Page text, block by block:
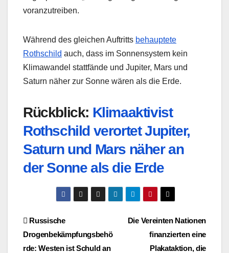
voranzutreiben.
Während des gleichen Auftritts behauptete
Rothschild auch, dass im Sonnensystem kein
Klimawandel stattfände und Jupiter, Mars und
Saturn näher zur Sonne wären als die Erde.
Rückblick: Klimaaktivist
Rothschild verortet Jupiter,
Saturn und Mars näher an
der Sonne als die Erde
BeitragsnavigationDie Vereinten Nationen
finanzierten eine
Plakataktion, die
Russische
Drogenbekämpfungsbehö
rde: Westen ist Schuld an